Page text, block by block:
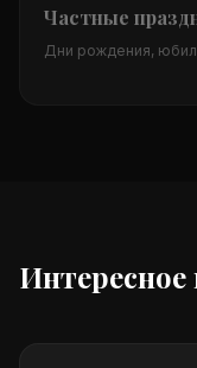
Частные
Дни рождения,